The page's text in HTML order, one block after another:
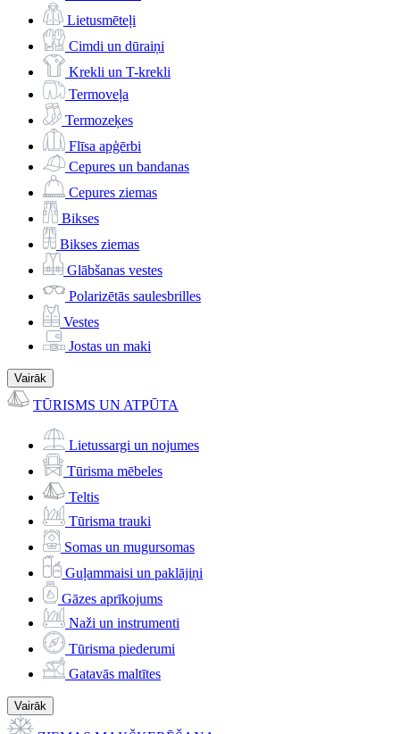
Lietusmēteļi
Cimdi un dūraiņi
Krekli un T-krekli
Termoveļa
Termozeķes
Flīsa apģērbi
Cepures un bandanas
Cepures ziemas
Bikses
Bikses ziemas
Glābšanas vestes
Polarizētās saulesbrilles
Vestes
Jostas un maki
Vairāk
TŪRISMS UN ATPŪTA
Lietussargi un nojumes
Tūrisma mēbeles
Teltis
Tūrisma trauki
Somas un mugursomas
Guļammaisi un paklājiņi
Gāzes aprīkojums
Naži un instrumenti
Tūrisma piederumi
Gatavās maltītes
Vairāk